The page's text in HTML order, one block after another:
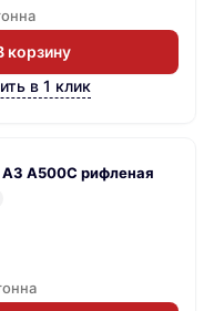
корзину
в 1 клик
А500С рифленая